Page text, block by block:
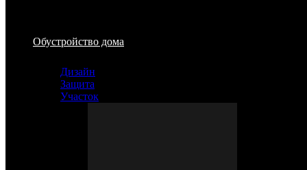
Обустройство дома
Дизайн
Защита
Участок